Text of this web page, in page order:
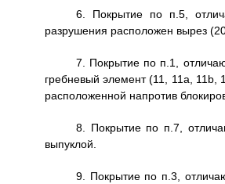
6. Покрытие по п.5,
разрушения расположен вырез
7. Покрытие по п.1,
гребневый элемент (11, 11a, 11b,
расположенной напротив
8. Покрытие по п.7,
выпуклой.
9. Покрытие по п.3,